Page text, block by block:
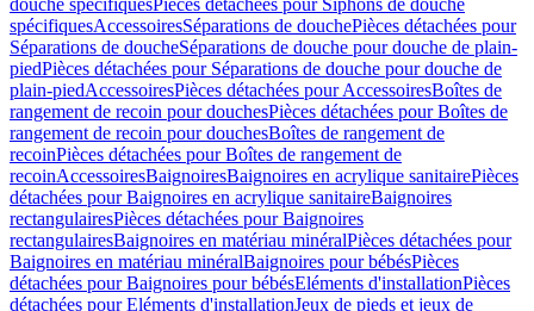
douche spécifiquesPièces détachées pour Siphons de douche
spécifiquesAccessoiresSéparations de douchePièces détachées pour
Séparations de doucheSéparations de douche pour douche de plain-
piedPièces détachées pour Séparations de douche pour douche de
plain-piedAccessoiresPièces détachées pour AccessoiresBoîtes de
rangement de recoin pour douchesPièces détachées pour Boîtes de
rangement de recoin pour douchesBoîtes de rangement de
recoinPièces détachées pour Boîtes de rangement de
recoinAccessoiresBaignoiresBaignoires en acrylique sanitairePièces
détachées pour Baignoires en acrylique sanitaireBaignoires
rectangulairesPièces détachées pour Baignoires
rectangulairesBaignoires en matériau minéralPièces détachées pour
Baignoires en matériau minéralBaignoires pour bébésPièces
détachées pour Baignoires pour bébésEléments d'installationPièces
détachées pour Eléments d'installationJeux de pieds et jeux de